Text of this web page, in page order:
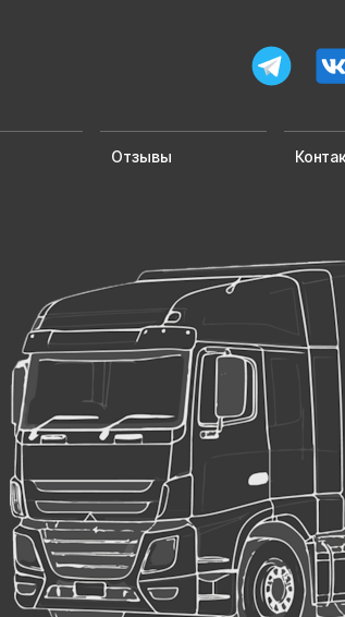
Отзывы